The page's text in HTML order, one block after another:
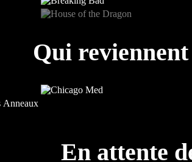
Qui
En attente